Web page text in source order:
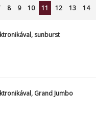
8 9 10 11 12 13 14
sunburst
Grand Jumbo